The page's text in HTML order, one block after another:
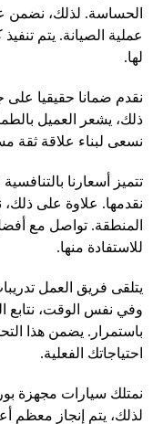
الحساسة. لذلك، نضمن
عملية الصيانة. يتم
لها.
نقدم ضمانا حقيقيا على
ذلك، يشعر العميل
نسعى لبناء علاقة ثقة
تتميز أسعارنا
نقدمها. علاوة على
المنطقة. تواصل مع
للاستفادة منها.
يتلقى فريق العمل
وفي نفس الوقت، نتابع
باستمرار. يضمن هذا
احتياجاتك الفعلية.
نمتلك سيارات مجهزة
لذلك، يتم إنجاز معظم